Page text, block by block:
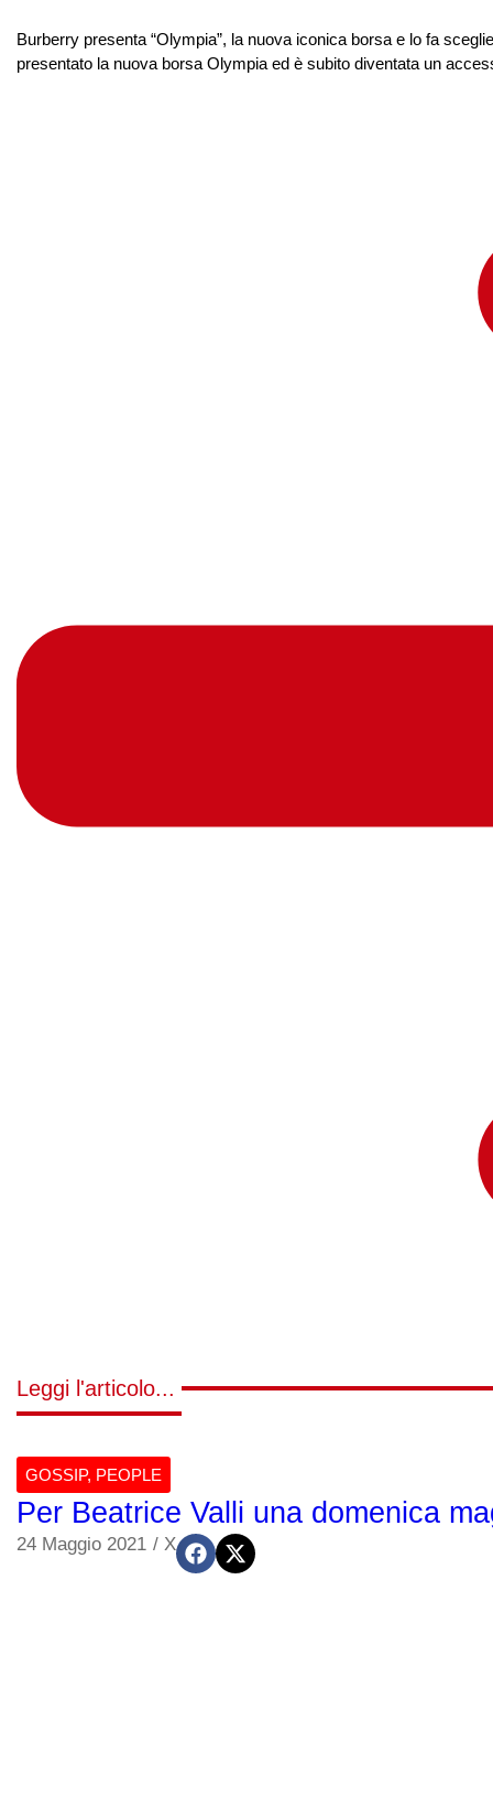
Burberry presenta “Olympia”, la nuova iconica borsa e lo fa
presentato la nuova borsa Olympia ed è subito diventata un
Leggi l'articolo...
GOSSIP, PEOPLE
Per Beatrice Valli una domenica
24 Maggio 2021 / X